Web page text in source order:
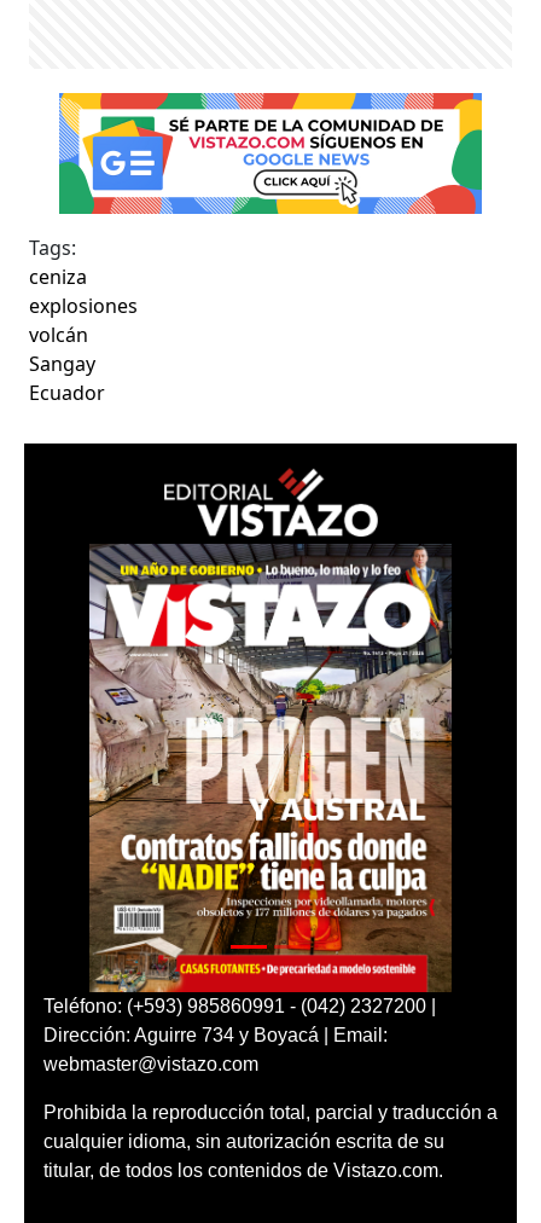
Tags:
ceniza
explosiones
volcán
Sangay
Ecuador
Teléfono: (+593) 985860991 - (042) 2327200 |
Dirección: Aguirre 734 y Boyacá | Email:
webmaster@vistazo.com
Prohibida la reproducción total, parcial y traducción a
cualquier idioma, sin autorización escrita de su
titular, de todos los contenidos de Vistazo.com.